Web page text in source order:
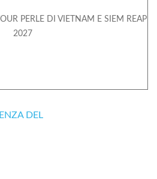
PERLE DI VIETNAM E SIEM REAP
2027